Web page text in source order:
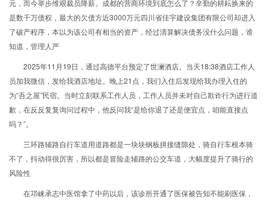
元，而今举步维艰裁员降薪。成都的营商环境到底怎么了？辛勤的耕耘换来的
是数千万债权，最大的欠债方近3000万元四川省佳宇建设集团有限公司却进入
了破产程序，本以为该公司有相当的资产，经过清算解决债务没什么问题，谁
知道，管理人严
2025年11月19日，通过高德平台预定了世澜酒店。当天18:38酒店工作人
员加我微信，发给我酒店地址。晚上21点，我们入住后发现给我办理入住的
为“吾之屋”民宿。当时立刻联系工作人员，工作人员并未对自己欺诈行为进行道
歉，在反反复复询问过程中，他反问我“是给你退了还是便宜点，咱能直接点
吗？”。
三环路辅路自行车道用道路都是一块块钢板拼接缝隙处，骑自行车根本骑
不了，抖动得很厉害，所以都是冒险走辅路的公交车道，大幅度提升了骑行的
风险性
在邛崃承志中医馆拿了中药以后，该诊所开通了医保被告知不能刷医保，